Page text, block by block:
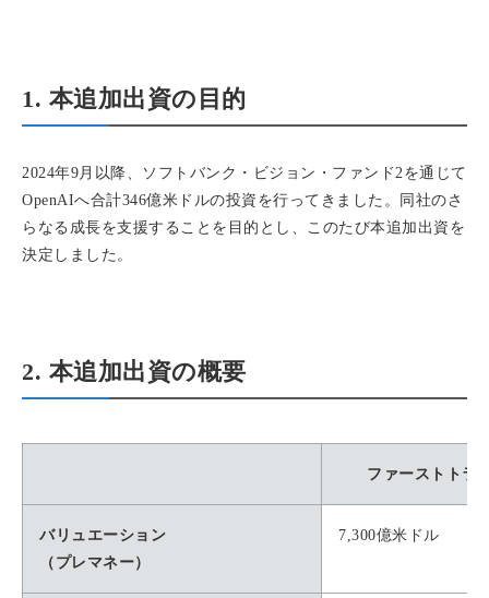
1. 本追加出資の目的
2024年9月以降、ソフトバンク・ビジョン・ファンド2を通じて
OpenAIへ合計346億米ドルの投資を行ってきました。同社のさ
らなる成長を支援することを目的とし、このたび本追加出資を
決定しました。
2. 本追加出資の概要
ファーストトラ
バリュエーション
（プレマネー）
7,300億米ドル